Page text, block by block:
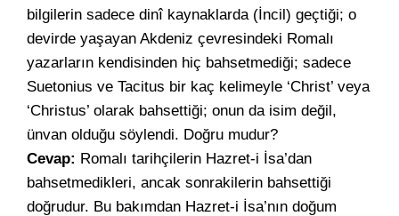
bilgilerin sadece dinî kaynaklarda (İncil) geçtiği; o
devirde yaşayan Akdeniz çevresindeki Romalı
yazarların kendisinden hiç bahsetmediği; sadece
Suetonius ve Tacitus bir kaç kelimeyle ‘Christ’ veya
‘Christus’ olarak bahsettiği; onun da isim değil,
ünvan olduğu söylendi. Doğru mudur?
Cevap: Romalı tarihçilerin Hazret-i İsa’dan
bahsetmedikleri, ancak sonrakilerin bahsettiği
doğrudur. Bu bakımdan Hazret-i İsa’nın doğum